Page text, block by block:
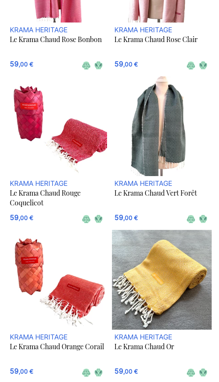
KRAMA HERITAGE
Le Krama Chaud Rose Bonbon
59,00 €
KRAMA HERITAGE
Le Krama Chaud Rose Clair
59,00 €
KRAMA HERITAGE
Le Krama Chaud Rouge
Coquelicot
59,00 €
KRAMA HERITAGE
Le Krama Chaud Vert Forêt
59,00 €
KRAMA HERITAGE
Le Krama Chaud Orange Corail
59,00 €
KRAMA HERITAGE
Le Krama Chaud Or
59,00 €